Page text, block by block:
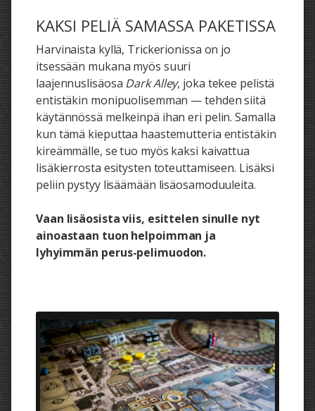
KAKSI PELIÄ SAMASSA PAKETISSA
Harvinaista kyllä, Trickerionissa on jo
itsessään mukana myös suuri
laajennuslisäosa Dark Alley, joka tekee pelistä
entistäkin monipuolisemman — tehden siitä
käytännössä melkeinpä ihan eri pelin. Samalla
kun tämä kieputtaa haastemutteria entistäkin
kireämmälle, se tuo myös kaksi kaivattua
lisäkierrosta esitysten toteuttamiseen. Lisäksi
peliin pystyy lisäämään lisäosamoduuleita.
Vaan lisäosista viis, esittelen sinulle nyt
ainoastaan tuon helpoimman ja
lyhyimmän perus-pelimuodon.